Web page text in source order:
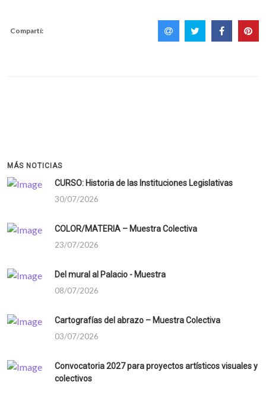
Compartí:
MÁS NOTICIAS
CURSO: Historia de las Instituciones Legislativas
30/07/2026
COLOR/MATERIA – Muestra Colectiva
23/07/2026
Del mural al Palacio - Muestra
08/07/2026
Cartografías del abrazo – Muestra Colectiva
03/07/2026
Convocatoria 2027 para proyectos artísticos visuales y
colectivos